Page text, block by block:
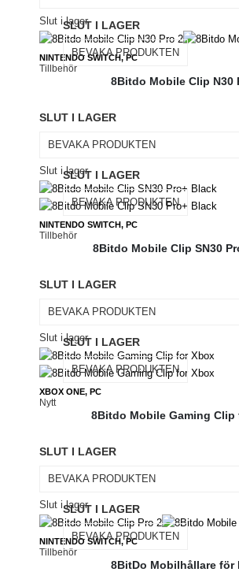
Slut i lager
NINTENDO SWITCH, PC
Tillbehör
SLUT I LAGER
BEVAKA PRODUKTEN
8Bitdo Mobile Clip N30
SLUT I LAGER
BEVAKA PRODUKTEN
Slut i lager
NINTENDO SWITCH, PC
Tillbehör
SLUT I LAGER
BEVAKA PRODUKTEN
8Bitdo Mobile Clip SN30
SLUT I LAGER
BEVAKA PRODUKTEN
Slut i lager
XBOX ONE, PC
Nytt
SLUT I LAGER
BEVAKA PRODUKTEN
8Bitdo Mobile Gaming Clip
SLUT I LAGER
BEVAKA PRODUKTEN
Slut i lager
NINTENDO SWITCH, PC
Tillbehör
SLUT I LAGER
BEVAKA PRODUKTEN
8BitDo Mobilhållare för